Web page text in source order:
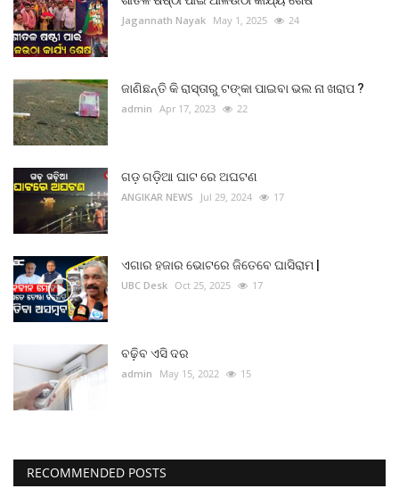
ଜାଣିବା କଥା
ହାଣ୍ଡିଶାଳ
ସଂସ୍କୃତି
ମନୋରଂଜନ
ଖେଳ ଖବର
ରାଜ୍ୟ
ଗଳ୍ପ ଓ କବିତା
ଅଭୁଲା କଥା
Language
Jagannath Nayak May 1, 2025 24
ଜାଣିଛନ୍ତି କି ରାସ୍ତାରୁ ଟଙ୍କା ପାଇବା ଭଲ ନା ଖରାପ ?
admin Apr 17, 2023 22
ଗଡ଼ ଗଡ଼ିଆ ଘାଟ ରେ ଅଘଟଣ
ANGIKAR NEWS Jul 29, 2024 17
ଏଗାର ହଜାର ଭୋଟରେ ଜିତେବେ ଘାସିରାମ |
UBC Desk Oct 25, 2025 17
ବଢ଼ିବ ଏସି ଦର
admin May 15, 2022 15
RECOMMENDED POSTS